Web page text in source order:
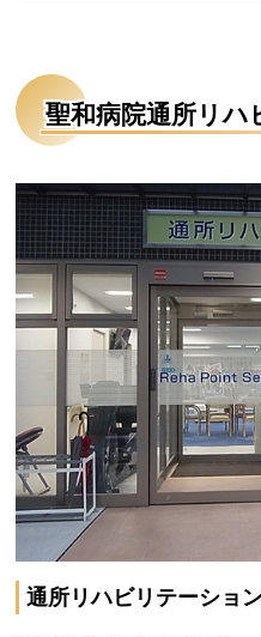
聖和病院通所リハ
通所リハビリテーショ